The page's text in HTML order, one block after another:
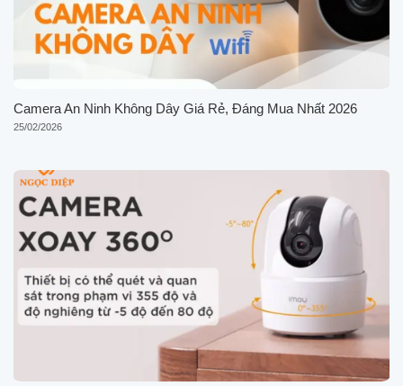
Camera An Ninh Không Dây Giá Rẻ, Đáng Mua Nhất 2026
25/02/2026